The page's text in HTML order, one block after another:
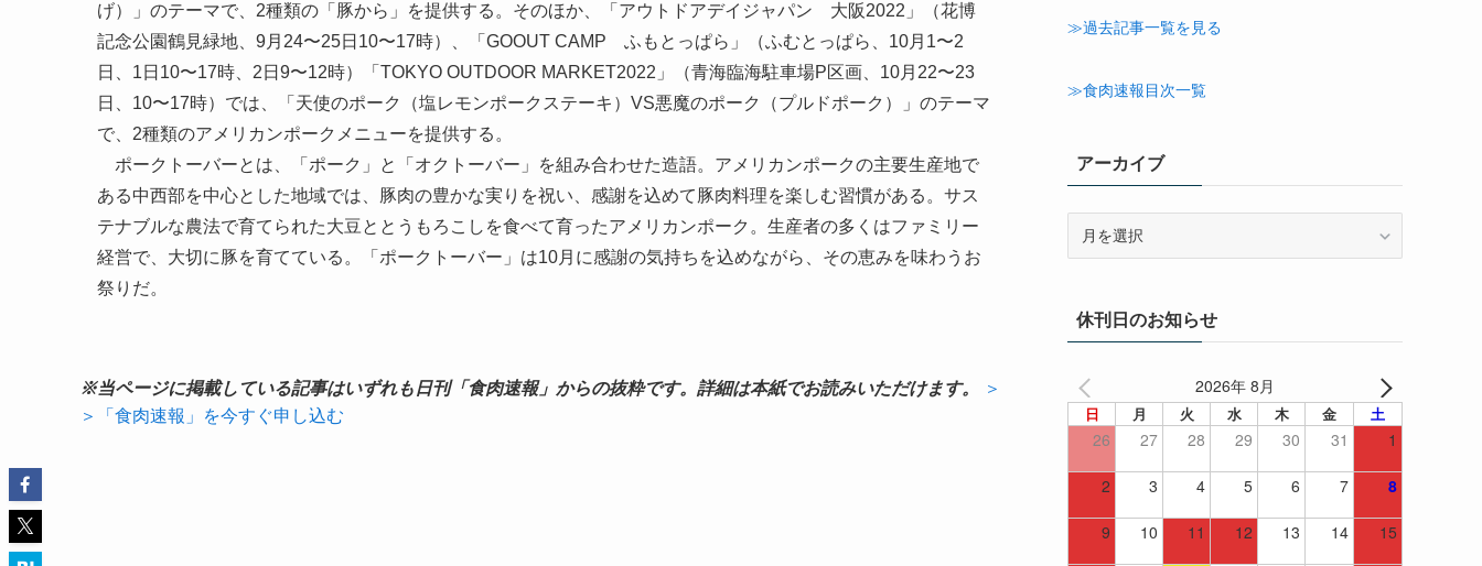
げ）」のテーマで、2種類の「豚から」を提供する。そのほか、「アウトドアデイジャパン 大阪2022」（花博
記念公園鶴見緑地、9月24〜25日10〜17時）、「GOOUT CAMP ふもとっぱら」（ふむとっぱら、10月1〜2
日、1日10〜17時、2日9〜12時）「TOKYO OUTDOOR MARKET2022」（青海臨海駐車場P区画、10月22〜23
日、10〜17時）では、「天使のポーク（塩レモンポークステーキ）VS悪魔のポーク（プルドポーク）」のテーマ
で、2種類のアメリカンポークメニューを提供する。
ポークトーバーとは、「ポーク」と「オクトーバー」を組み合わせた造語。アメリカンポークの主要生産地で
ある中西部を中心とした地域では、豚肉の豊かな実りを祝い、感謝を込めて豚肉料理を楽しむ習慣がある。サス
テナブルな農法で育てられた大豆ととうもろこしを食べて育ったアメリカンポーク。生産者の多くはファミリー
経営で、大切に豚を育てている。「ポークトーバー」は10月に感謝の気持ちを込めながら、その恵みを味わうお
祭りだ。
※当ページに掲載している記事はいずれも日刊「食肉速報」からの抜粋です。詳細は本紙でお読みいただけます。
＞
＞「食肉速報」を今すぐ申し込む
ゴ
ー
≫過去記事一覧を見る
≫食肉速報目次一覧
アーカイブ
ブ休刊日のお知らせ
2026年 8月
日 月 火 水 木 金 土
26 27 28 29 30 31 1
2 3 4 5 6 7 8
9 10 11 12 13 14 15